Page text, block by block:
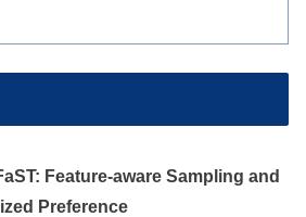
Feature-aware Sampling and
Preference